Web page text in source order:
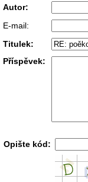
Autor:
E-mail:
Titulek:
Příspěvek:
Opište kód: